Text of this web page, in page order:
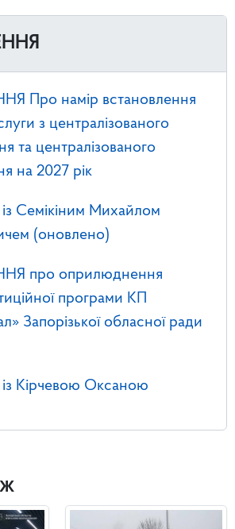
Про намір встановлення
з централізованого
та централізованого
на 2027 рік
Семікіним Михайлом
(оновлено)
про оприлюднення
програми КП
Запорізької обласної ради
Кірчевою Оксаною